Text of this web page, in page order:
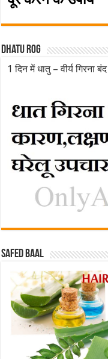
Dhatu rog
1 दिन में धातु – वीर्य गिरना बंद
Safed baal